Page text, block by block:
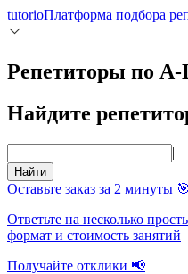
tutorioПлатформа подбора
Репетиторы по A-
Найдите
|
Найти
Оставьте заказ за 2 минуты 🎯
Ответьте на несколько
формат и стоимость занятий
Получайте отклики 📢